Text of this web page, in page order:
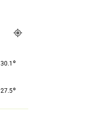
30.1 °
27.5°